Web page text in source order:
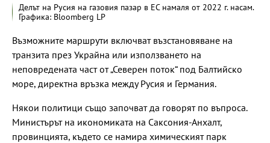
Делът на Русия на газовия пазар в ЕС намаля от 2022 г. насам.
Графика: Bloomberg LP
Възможните маршрути включват възстановяване на
транзита през Украйна или използването на
неповредената част от „Северен поток“ под Балтийско
море, директна връзка между Русия и Германия.
Някои политици също започват да говорят по въпроса.
Министърът на икономиката на Саксония-Анхалт,
провинцията, където се намира химическият парк